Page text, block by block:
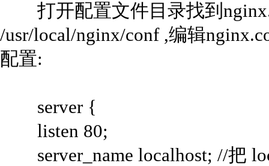
打开配置文件目录找到
/usr/local/nginx/conf ,编辑
配置:
server {
listen 80;
server_name localhost; //把